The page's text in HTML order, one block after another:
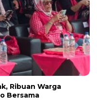
Ribuan Warga
Bersama